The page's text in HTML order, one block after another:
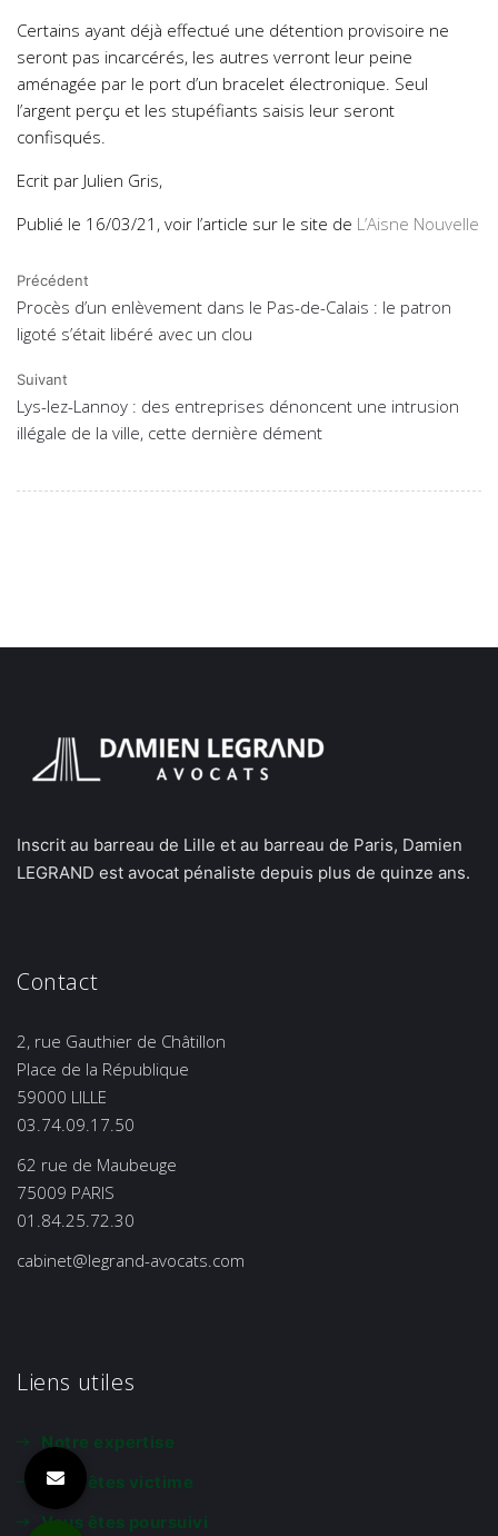
Certains ayant déjà effectué une détention provisoire ne
seront pas incarcérés, les autres verront leur peine
aménagée par le port d’un bracelet électronique. Seul
l’argent perçu et les stupéfiants saisis leur seront
confisqués.
Ecrit par Julien Gris,
Publié le 16/03/21, voir l’article sur le site de L’Aisne Nouvelle
Précédent
Procès d’un enlèvement dans le Pas-de-Calais : le patron
ligoté s’était libéré avec un clou
Suivant
Lys-lez-Lannoy : des entreprises dénoncent une intrusion
illégale de la ville, cette dernière dément
Inscrit au barreau de Lille et au barreau de Paris, Damien
LEGRAND est avocat pénaliste depuis plus de quinze ans.
Contact
2, rue Gauthier de Châtillon
Place de la République
59000 LILLE
03.74.09.17.50
62 rue de Maubeuge
75009 PARIS
01.84.25.72.30
cabinet@legrand-avocats.com
Liens utiles
Notre expertise
Vous êtes victime
Vous êtes poursuivi